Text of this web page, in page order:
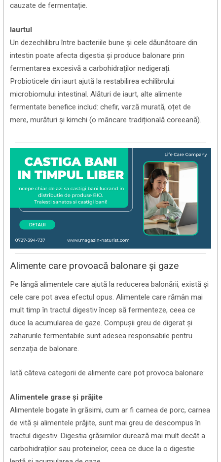
cauzate de fermentație.
Iaurtul
Un dezechilibru între bacteriile bune și cele dăunătoare din
intestin poate afecta digestia și produce balonare prin
fermentarea excesivă a carbohidraților nedigerați.
Probioticele din iaurt ajută la restabilirea echilibrului
microbiomului intestinal. Alături de iaurt, alte alimente
fermentate benefice includ: chefir, varză murată, oțet de
mere, murături și kimchi (o mâncare tradițională coreeană).
Alimente care provoacă balonare și gaze
Pe lângă alimentele care ajută la reducerea balonării, există și
cele care pot avea efectul opus. Alimentele care rămân mai
mult timp în tractul digestiv încep să fermenteze, ceea ce
duce la acumularea de gaze. Compușii greu de digerat și
zaharurile fermentabile sunt adesea responsabile pentru
senzația de balonare.
Iată câteva categorii de alimente care pot provoca balonare:
Alimentele grase și prăjite
Alimentele bogate în grăsimi, cum ar fi carnea de porc, carnea
de vită și alimentele prăjite, sunt mai greu de descompus în
tractul digestiv. Digestia grăsimilor durează mai mult decât a
carbohidraților sau proteinelor, ceea ce duce la o digestie